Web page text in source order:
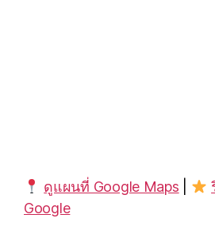
ดูแผนที่ Google Maps
Google